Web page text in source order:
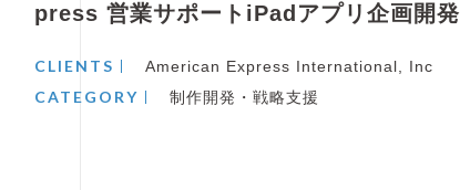
press 営業サポートiPadアプリ企画開発
CLIENTS American Express International, Inc
CATEGORY 制作開発・戦略支援